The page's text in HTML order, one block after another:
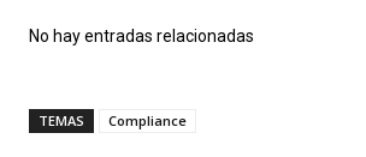
No hay entradas relacionadas
TEMAS Compliance